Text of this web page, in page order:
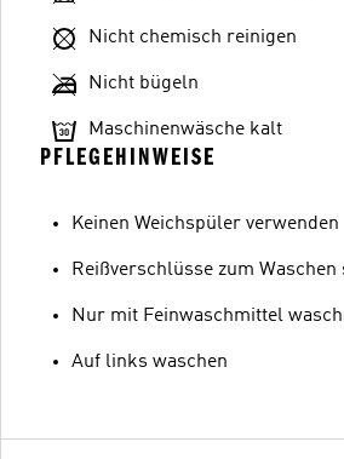
Nicht chemisch reinigen
Nicht bügeln
Maschinenwäsche kalt
PFLEGEHINWEISE
Keinen Weichspüler verwenden
Reißverschlüsse zum Waschen
Nur mit Feinwaschmittel
Auf links waschen